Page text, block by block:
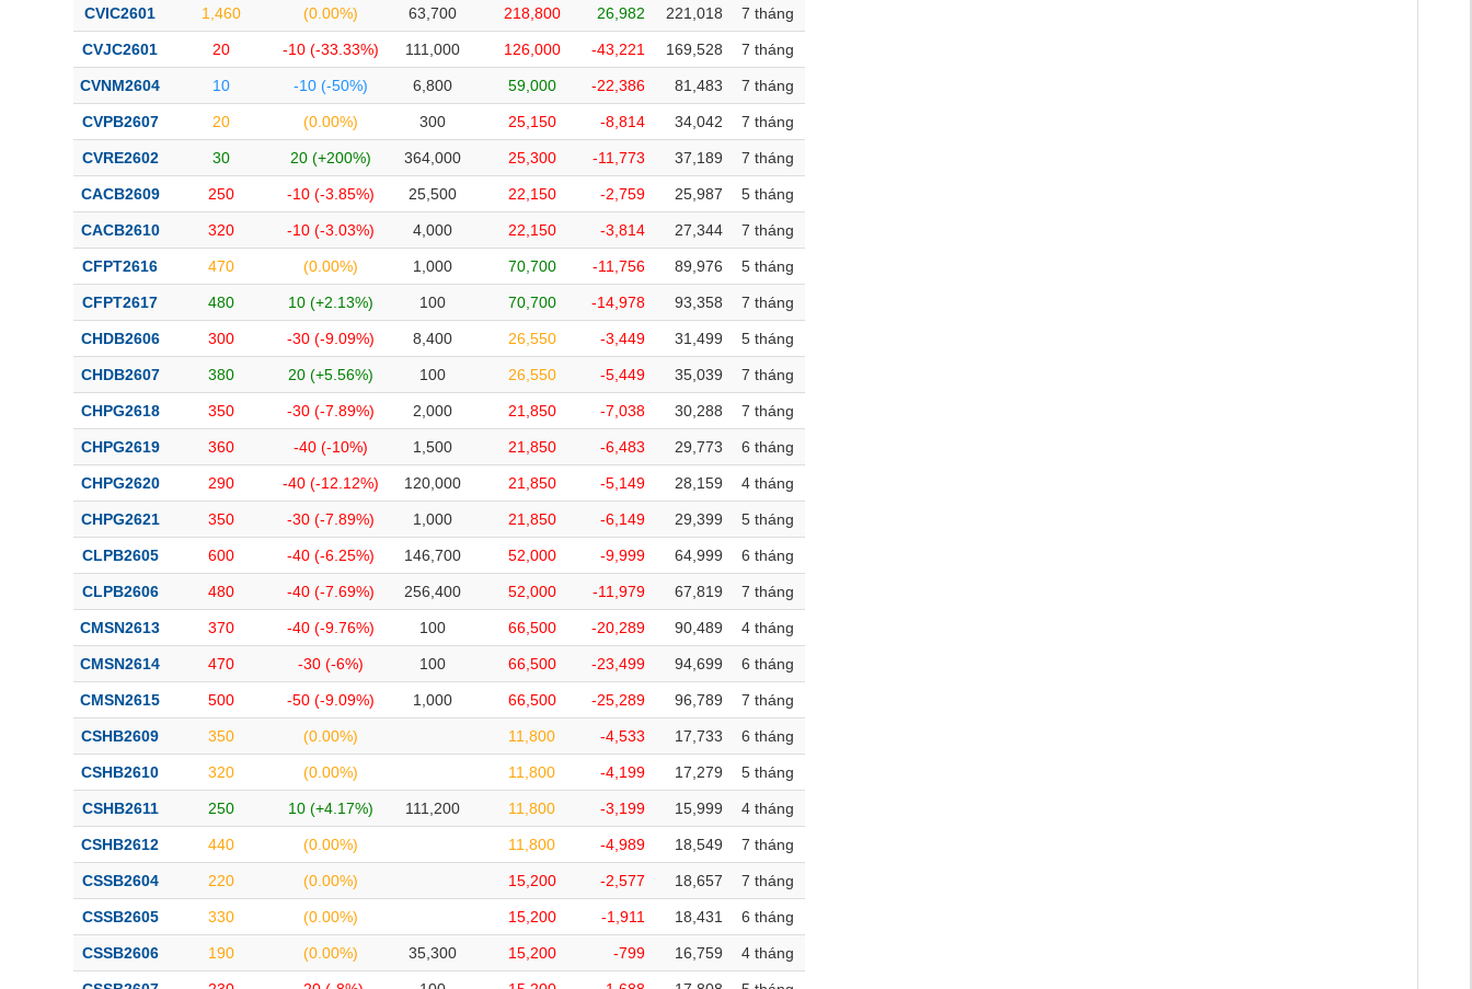
CVIC2601 1,460 (0.00%) 63,700 218,800 26,982 221,018 7 tháng
CVJC2601 20 -10 (-33.33%) 111,000 126,000 -43,221 169,528 7 tháng
CVNM2604 10 -10 (-50%) 6,800 59,000 -22,386 81,483 7 tháng
CVPB2607 20 (0.00%) 300 25,150 -8,814 34,042 7 tháng
CVRE2602 30 20 (+200%) 364,000 25,300 -11,773 37,189 7 tháng
CACB2609 250 -10 (-3.85%) 25,500 22,150 -2,759 25,987 5 tháng
CACB2610 320 -10 (-3.03%) 4,000 22,150 -3,814 27,344 7 tháng
CFPT2616 470 (0.00%) 1,000 70,700 -11,756 89,976 5 tháng
CFPT2617 480 10 (+2.13%) 100 70,700 -14,978 93,358 7 tháng
CHDB2606 300 -30 (-9.09%) 8,400 26,550 -3,449 31,499 5 tháng
CHDB2607 380 20 (+5.56%) 100 26,550 -5,449 35,039 7 tháng
CHPG2618 350 -30 (-7.89%) 2,000 21,850 -7,038 30,288 7 tháng
CHPG2619 360 -40 (-10%) 1,500 21,850 -6,483 29,773 6 tháng
CHPG2620 290 -40 (-12.12%) 120,000 21,850 -5,149 28,159 4 tháng
CHPG2621 350 -30 (-7.89%) 1,000 21,850 -6,149 29,399 5 tháng
CLPB2605 600 -40 (-6.25%) 146,700 52,000 -9,999 64,999 6 tháng
CLPB2606 480 -40 (-7.69%) 256,400 52,000 -11,979 67,819 7 tháng
CMSN2613 370 -40 (-9.76%) 100 66,500 -20,289 90,489 4 tháng
CMSN2614 470 -30 (-6%) 100 66,500 -23,499 94,699 6 tháng
CMSN2615 500 -50 (-9.09%) 1,000 66,500 -25,289 96,789 7 tháng
CSHB2609 350 (0.00%) 11,800 -4,533 17,733 6 tháng
CSHB2610 320 (0.00%) 11,800 -4,199 17,279 5 tháng
CSHB2611 250 10 (+4.17%) 111,200 11,800 -3,199 15,999 4 tháng
CSHB2612 440 (0.00%) 11,800 -4,989 18,549 7 tháng
CSSB2604 220 (0.00%) 15,200 -2,577 18,657 7 tháng
CSSB2605 330 (0.00%) 15,200 -1,911 18,431 6 tháng
CSSB2606 190 (0.00%) 35,300 15,200 -799 16,759 4 tháng